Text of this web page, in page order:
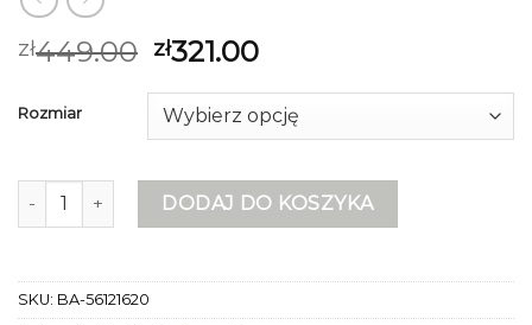
zł449.00 zł321.00
Rozmiar
ilość kurtka puchowa geoxDODAJ DO KOSZYKA
SKU: BA-56121620